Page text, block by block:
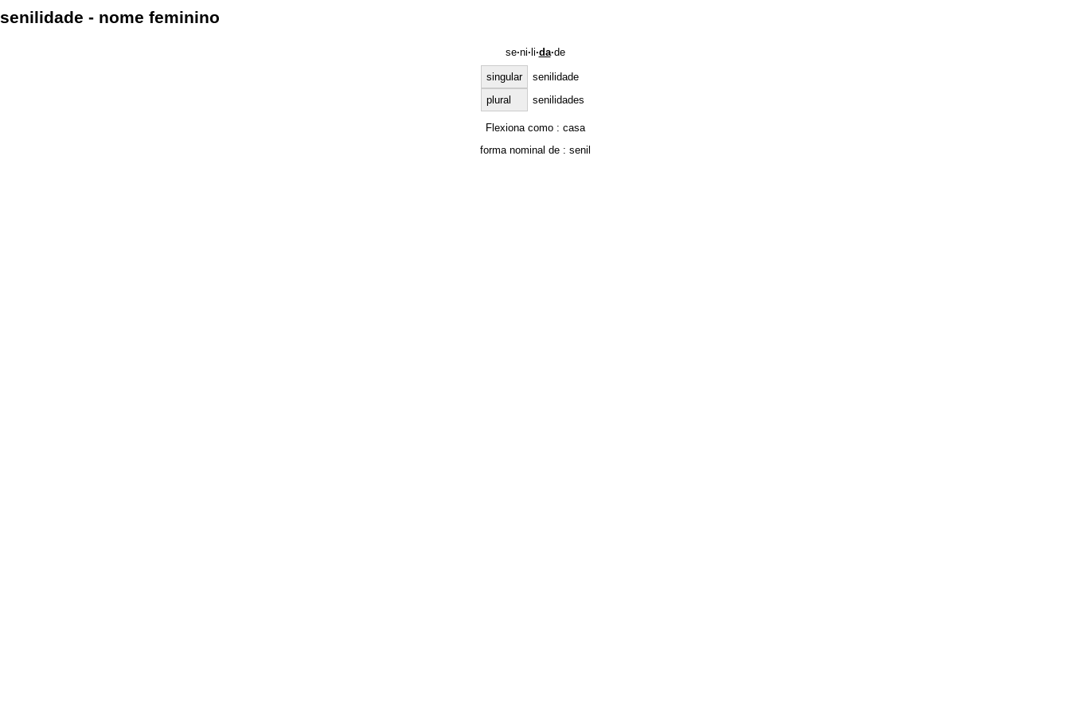
senilidade - nome feminino
se·ni· li·da·de
singular
senilidade
plural
senilidades
Flexiona como : casa
forma nominal de : senil